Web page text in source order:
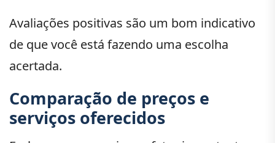
Avaliações positivas são um bom indicativo
de que você está fazendo uma escolha
acertada.
Comparação de preços e
serviços oferecidos